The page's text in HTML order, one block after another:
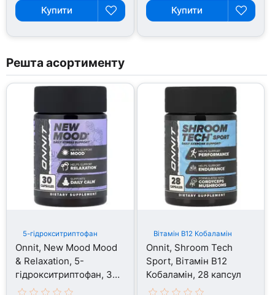
Купити Купити
Решта асортименту
5-гідрокситриптофан
Onnit, New Mood Mood
& Relaxation, 5-
гідрокситриптофан, 30
капсул
Вітамін B12 Кобаламін
Onnit, Shroom Tech
Sport, Вітамін B12
Кобаламін, 28 капсул